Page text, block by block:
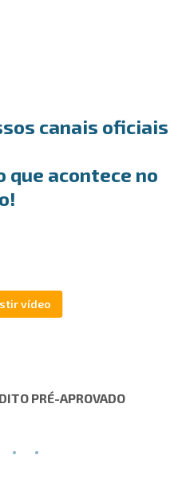
canais oficiais
que acontece no
PRÉ-APROVADO